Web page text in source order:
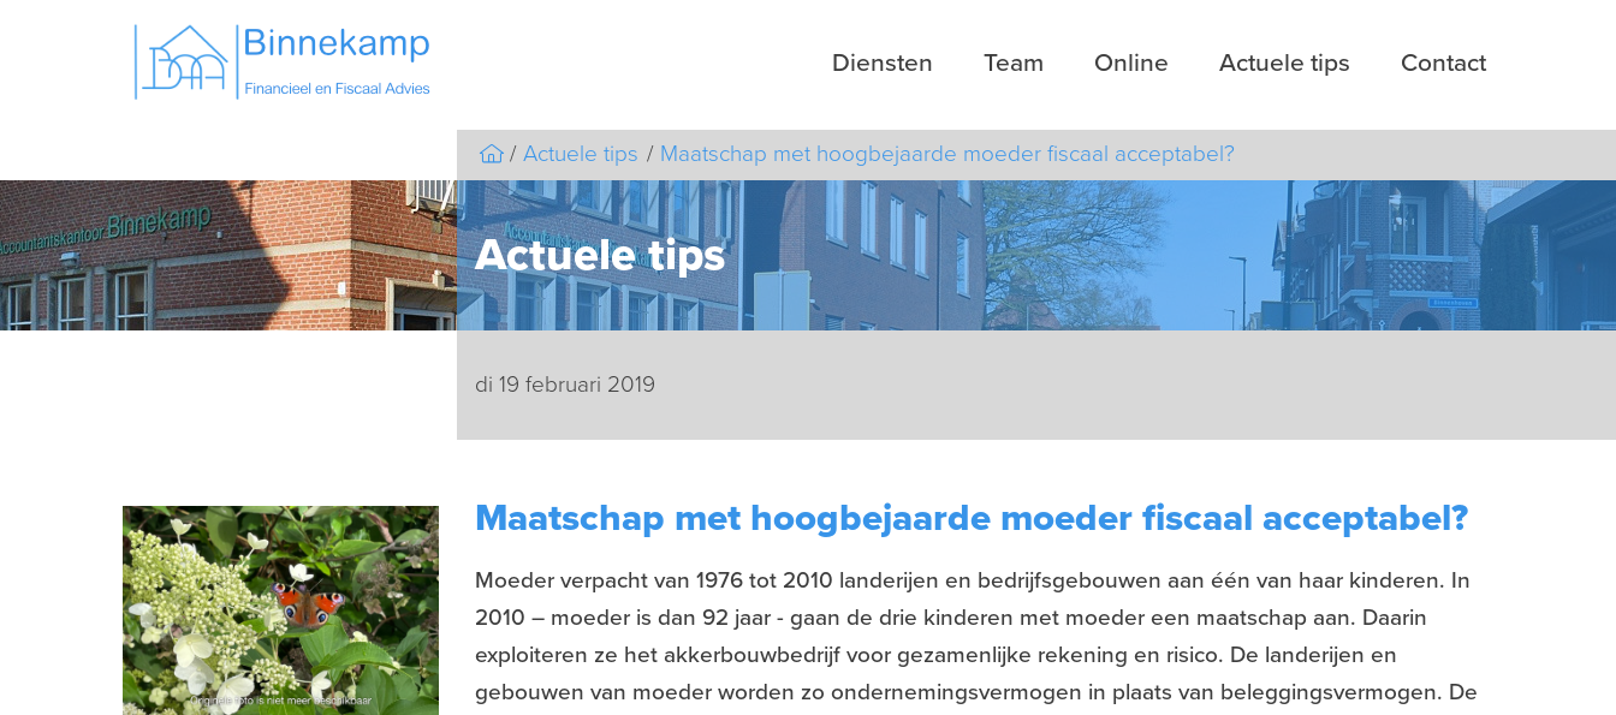
Diensten Team Online Actuele tips Contact
Actuele tips Maatschap met hoogbejaarde moeder fiscaal acceptabel?
Actuele tips
di 19 februari 2019
Maatschap met hoogbejaarde moeder fiscaal acceptabel?
Moeder verpacht van 1976 tot 2010 landerijen en bedrijfsgebouwen aan één van haar kinderen. In
2010 – moeder is dan 92 jaar - gaan de drie kinderen met moeder een maatschap aan. Daarin
exploiteren ze het akkerbouwbedrijf voor gezamenlijke rekening en risico. De landerijen en
gebouwen van moeder worden zo ondernemingsvermogen in plaats van beleggingsvermogen. De